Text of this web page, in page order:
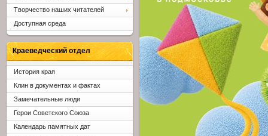
Творчество наших читателей
Доступная среда
Краеведческий отдел
История края
Клин в документах и фактах
Замечательные люди
Герои Советского Союза
Календарь памятных дат